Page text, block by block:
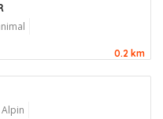
0.2 km